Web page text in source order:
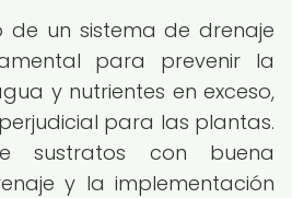
de un sistema de drenaje
para prevenir la
y nutrientes en exceso,
para las plantas.
sustratos con buena
y la implementación